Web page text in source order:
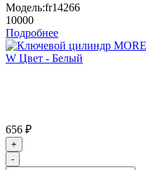
Модель:fr14266
10000
Подробнее
656 ₽
+
-